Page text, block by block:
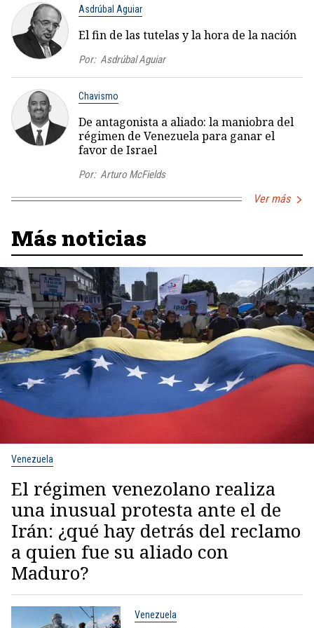
Asdrúbal Aguiar
El fin de las tutelas y la hora de la nación
Por: Asdrúbal Aguiar
Chavismo
De antagonista a aliado: la maniobra del
régimen de Venezuela para ganar el
favor de Israel
Por: Arturo McFields
Ver más
Más noticias
Venezuela
El régimen venezolano realiza
una inusual protesta ante el de
Irán: ¿qué hay detrás del reclamo
a quien fue su aliado con
Maduro?
Venezuela